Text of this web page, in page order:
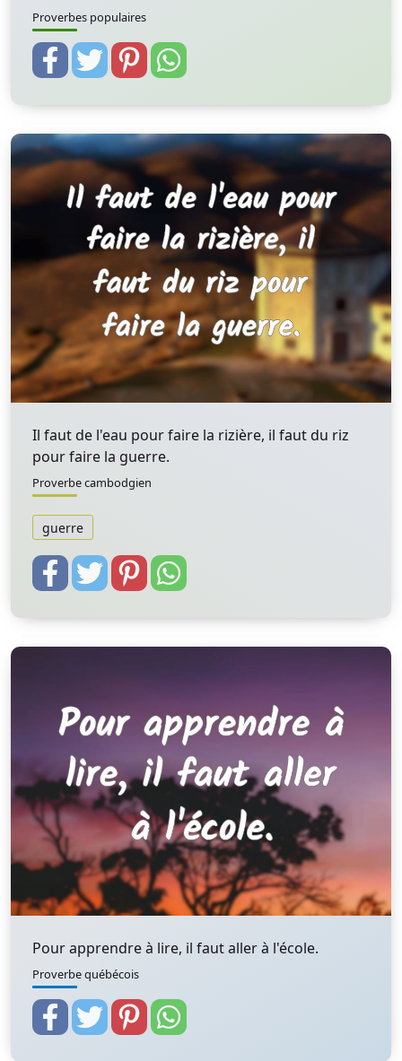
Proverbes populaires
Il faut de l'eau pour faire la rizière, il faut du riz
pour faire la guerre.
Proverbe cambodgien
guerre
Pour apprendre à lire, il faut aller à l'école.
Proverbe québécois